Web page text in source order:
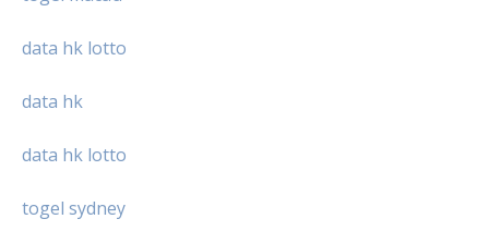
data hk lotto
data hk
data hk lotto
togel sydney